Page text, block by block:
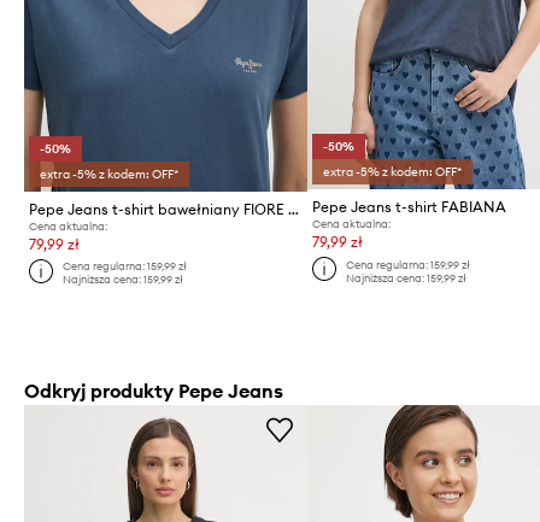
-50%
extra -5% z kodem: OFF*
Pepe Jeans t-shirt bawełniany FIORE V NECK
Cena aktualna:
79,99 zł
Cena regularna:159,99 zł
Najniższa cena:159,99 zł
-50%
extra -5% z kodem: OFF*
Pepe Jeans t-shirt FABIANA
Cena aktualna:
79,99 zł
Cena regularna: 159,99 zł
Najniższa cena: 159,99 zł
Odkryj produkty Pepe Jeans